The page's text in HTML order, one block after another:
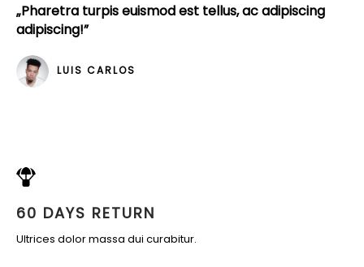
„Pharetra turpis euismod est tellus, ac adipiscing
adipiscing!”
LUIS CARLOS
60 DAYS RETURN
Ultrices dolor massa dui curabitur.